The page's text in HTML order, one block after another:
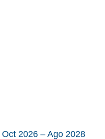
Oct 2026 – Ago 2028